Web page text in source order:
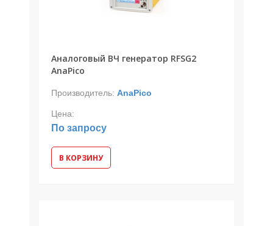
Аналоговый ВЧ генератор RFSG2
AnaPico
Производитель: AnaPico
Цена:
По запросу
В КОРЗИНУ